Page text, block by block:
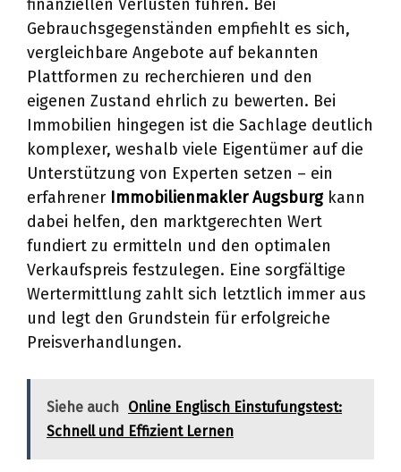
finanziellen Verlusten führen. Bei
Gebrauchsgegenständen empfiehlt es sich,
vergleichbare Angebote auf bekannten
Plattformen zu recherchieren und den
eigenen Zustand ehrlich zu bewerten. Bei
Immobilien hingegen ist die Sachlage deutlich
komplexer, weshalb viele Eigentümer auf die
Unterstützung von Experten setzen – ein
erfahrener Immobilienmakler Augsburgkann
dabei helfen, den marktgerechten Wert
fundiert zu ermitteln und den optimalen
Verkaufspreis festzulegen. Eine sorgfältige
Wertermittlung zahlt sich letztlich immer aus
und legt den Grundstein für erfolgreiche
Preisverhandlungen.
Siehe auch Online Englisch Einstufungstest:
Schnell und Effizient Lernen